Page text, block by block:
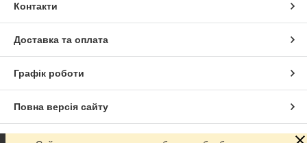
Контакти
Доставка та оплата
Графік роботи
Повна версія сайту
Сайт створено на маркетплейсі Prom.ua